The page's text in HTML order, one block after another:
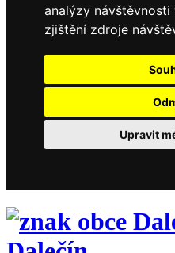
analýzy
zjištění zdroje
Upravit